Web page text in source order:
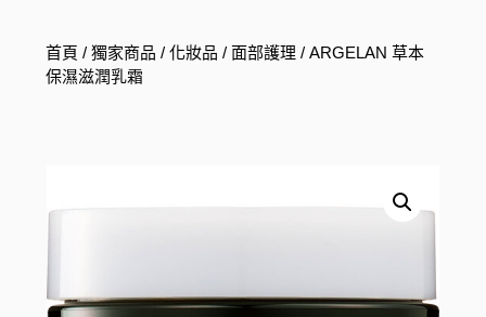
首頁 /獨家商品 /化妝品 /面部護理 / ARGELAN 草本
保濕滋潤乳霜